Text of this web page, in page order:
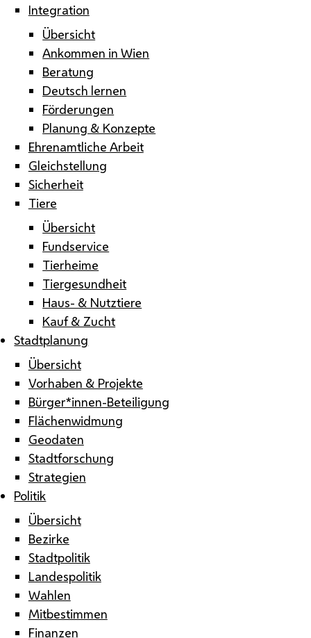
Integration
Übersicht
Ankommen in Wien
Beratung
Deutsch lernen
Förderungen
Planung & Konzepte
Ehrenamtliche Arbeit
Gleichstellung
Sicherheit
Tiere
Übersicht
Fundservice
Tierheime
Tiergesundheit
Haus- & Nutztiere
Kauf & Zucht
Stadtplanung
Übersicht
Vorhaben & Projekte
Bürger*innen-Beteiligung
Flächenwidmung
Geodaten
Stadtforschung
Strategien
Politik
Übersicht
Bezirke
Stadtpolitik
Landespolitik
Wahlen
Mitbestimmen
Finanzen